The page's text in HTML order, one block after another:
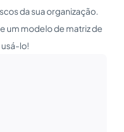
da sua organização.
um modelo de matriz de
lo!